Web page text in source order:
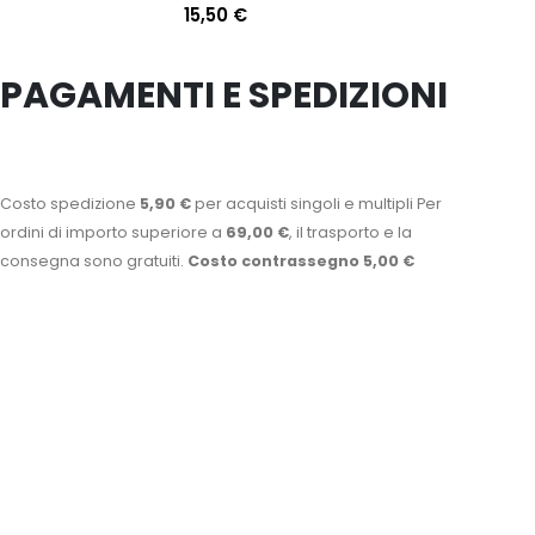
15,50 €
PAGAMENTI E SPEDIZIONI
Costo spedizione 5,90 €per acquisti singoli e multipli Per
ordini di importo superiore a 69,00 €, il trasporto e la
consegna sono gratuiti. Costo contrassegno 5,00 €